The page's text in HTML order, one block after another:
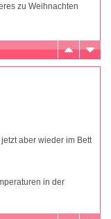
zu Weihnachten
aber wieder im Bett
in der